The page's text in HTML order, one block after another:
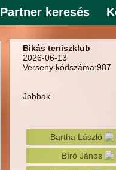
Partner keresés
Bikás teniszklub
2026-06-13
Verseny kódszáma:987
Jobbak
Bartha László
Bíró János